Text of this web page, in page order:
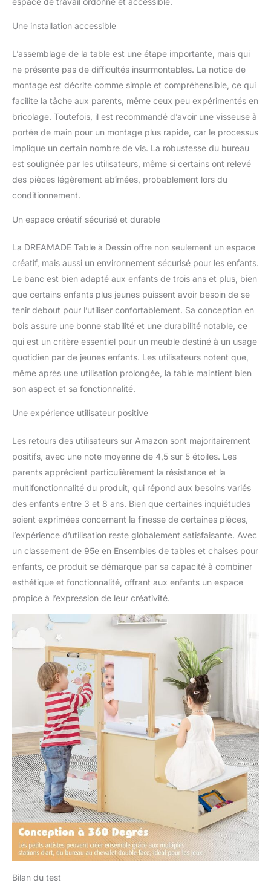
Une installation accessible
L’assemblage de la table est une étape importante, mais qui
ne présente pas de difficultés insurmontables. La notice de
montage est décrite comme simple et compréhensible, ce qui
facilite la tâche aux parents, même ceux peu expérimentés en
bricolage. Toutefois, il est recommandé d’avoir une visseuse à
portée de main pour un montage plus rapide, car le processus
implique un certain nombre de vis. La robustesse du bureau
est soulignée par les utilisateurs, même si certains ont relevé
des pièces légèrement abîmées, probablement lors du
conditionnement.
Un espace créatif sécurisé et durable
La DREAMADE Table à Dessin offre non seulement un espace
créatif, mais aussi un environnement sécurisé pour les enfants.
Le banc est bien adapté aux enfants de trois ans et plus, bien
que certains enfants plus jeunes puissent avoir besoin de se
tenir debout pour l’utiliser confortablement. Sa conception en
bois assure une bonne stabilité et une durabilité notable, ce
qui est un critère essentiel pour un meuble destiné à un usage
quotidien par de jeunes enfants. Les utilisateurs notent que,
même après une utilisation prolongée, la table maintient bien
son aspect et sa fonctionnalité.
Une expérience utilisateur positive
Les retours des utilisateurs sur Amazon sont majoritairement
positifs, avec une note moyenne de 4,5 sur 5 étoiles. Les
parents apprécient particulièrement la résistance et la
multifonctionnalité du produit, qui répond aux besoins variés
des enfants entre 3 et 8 ans. Bien que certaines inquiétudes
soient exprimées concernant la finesse de certaines pièces,
l’expérience d’utilisation reste globalement satisfaisante. Avec
un classement de 95e en Ensembles de tables et chaises pour
enfants, ce produit se démarque par sa capacité à combiner
esthétique et fonctionnalité, offrant aux enfants un espace
propice à l’expression de leur créativité.
Bilan du test